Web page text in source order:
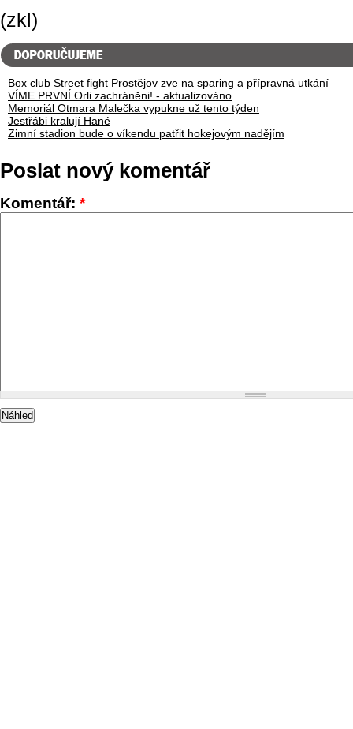
(zkl)
Box club Street fight Prostějov zve na sparing a přípravná utkání
VÍME PRVNÍ Orli zachráněni! - aktualizováno
Memoriál Otmara Malečka vypukne už tento týden
Jestřábi kralují Hané
Zimní stadion bude o víkendu patřit hokejovým nadějím
Poslat nový komentář
Komentář: *